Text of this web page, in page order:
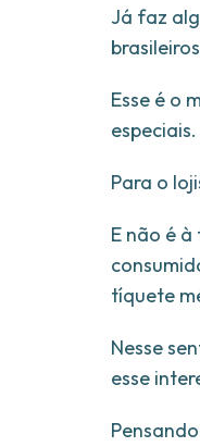
Já faz
Esse é o
especiais.
Para o
E não é
tíquete
Nesse
esse